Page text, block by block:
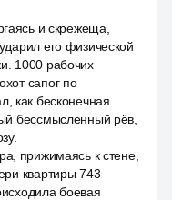
и скрежеща,
его физической
1000 рабочих
сапог по
как бесконечная
бессмысленный рёв,
прижимаясь к стене,
квартиры 743
боевая